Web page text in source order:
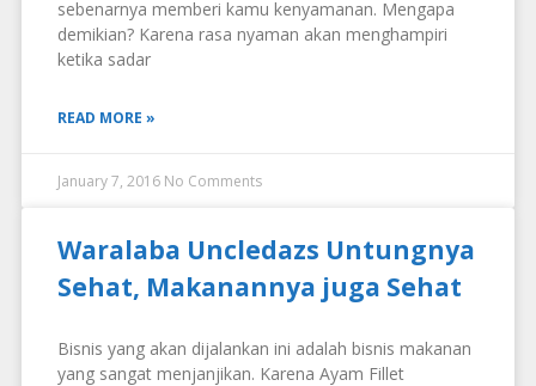
sebenarnya memberi kamu kenyamanan. Mengapa
demikian? Karena rasa nyaman akan menghampiri
ketika sadar
READ MORE »
January 7, 2016 No Comments
Waralaba Uncledazs Untungnya
Sehat, Makanannya juga Sehat
Bisnis yang akan dijalankan ini adalah bisnis makanan
yang sangat menjanjikan. Karena Ayam Fillet